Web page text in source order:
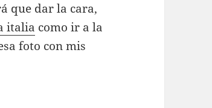
que dar la cara,
italia como ir a la
foto con mis